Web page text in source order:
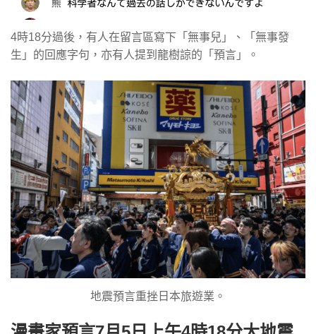
4時18分過後，有人在留言區寫下「無事兒」、「無事發
生」的回應字句，亦有人提到龍樹諒的「預言」。
地震預言重挫日本旅遊業。